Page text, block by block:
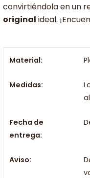
convirtiéndola en un
original ideal.
Material:
Medidas:
Fecha de
entrega:
Aviso: